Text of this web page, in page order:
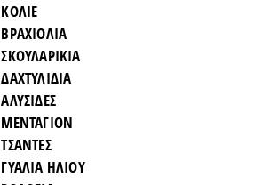
ΚΟΛΙΕ
ΒΡΑΧΙΟΛΙΑ
ΣΚΟΥΛΑΡΙΚΙΑ
ΔΑΧΤΥΛΙΔΙΑ
ΑΛΥΣΙΔΕΣ
ΜΕΝΤΑΓΙΟΝ
ΤΣΑΝΤΕΣ
ΓΥΑΛΙΑ ΗΛΙΟΥ